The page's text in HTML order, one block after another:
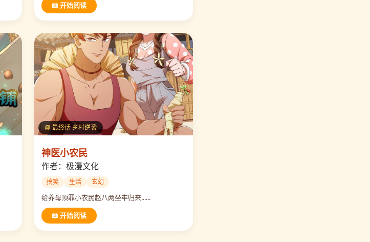
📖 开始阅读
📘 最终话 乡村逆袭
神医小农民
作者：极漫文化
搞笑 生活 玄幻
给养母顶罪小农民赵八两坐牢归来......
📖 开始阅读